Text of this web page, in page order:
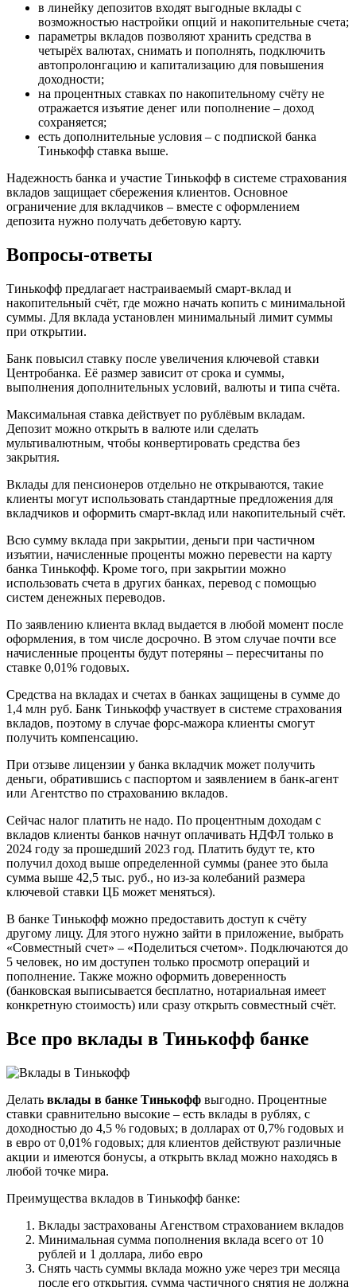
в линейку депозитов входят выгодные вклады с
возможностью настройки опций и накопительные счета;
параметры вкладов позволяют хранить средства в
четырёх валютах, снимать и пополнять, подключить
автопролонгацию и капитализацию для повышения
доходности;
на процентных ставках по накопительному счёту не
отражается изъятие денег или пополнение – доход
сохраняется;
есть дополнительные условия – с подпиской банка
Тинькофф ставка выше.
Надежность банка и участие Тинькофф в системе страхования
вкладов защищает сбережения клиентов. Основное
ограничение для вкладчиков – вместе с оформлением
депозита нужно получать дебетовую карту.
Вопросы-ответы
Тинькофф предлагает настраиваемый смарт-вклад и
накопительный счёт, где можно начать копить с минимальной
суммы. Для вклада установлен минимальный лимит суммы
при открытии.
Банк повысил ставку после увеличения ключевой ставки
Центробанка. Её размер зависит от срока и суммы,
выполнения дополнительных условий, валюты и типа счёта.
Максимальная ставка действует по рублёвым вкладам.
Депозит можно открыть в валюте или сделать
мультивалютным, чтобы конвертировать средства без
закрытия.
Вклады для пенсионеров отдельно не открываются, такие
клиенты могут использовать стандартные предложения для
вкладчиков и оформить смарт-вклад или накопительный счёт.
Всю сумму вклада при закрытии, деньги при частичном
изъятии, начисленные проценты можно перевести на карту
банка Тинькофф. Кроме того, при закрытии можно
использовать счета в других банках, перевод с помощью
систем денежных переводов.
По заявлению клиента вклад выдается в любой момент после
оформления, в том числе досрочно. В этом случае почти все
начисленные проценты будут потеряны – пересчитаны по
ставке 0,01% годовых.
Средства на вкладах и счетах в банках защищены в сумме до
1,4 млн руб. Банк Тинькофф участвует в системе страхования
вкладов, поэтому в случае форс-мажора клиенты смогут
получить компенсацию.
При отзыве лицензии у банка вкладчик может получить
деньги, обратившись с паспортом и заявлением в банк-агент
или Агентство по страхованию вкладов.
Сейчас налог платить не надо. По процентным доходам с
вкладов клиенты банков начнут оплачивать НДФЛ только в
2024 году за прошедший 2023 год. Платить будут те, кто
получил доход выше определенной суммы (ранее это была
сумма выше 42,5 тыс. руб., но из-за колебаний размера
ключевой ставки ЦБ может меняться).
В банке Тинькофф можно предоставить доступ к счёту
другому лицу. Для этого нужно зайти в приложение, выбрать
«Совместный счет» – «Поделиться счетом». Подключаются до
5 человек, но им доступен только просмотр операций и
пополнение. Также можно оформить доверенность
(банковская выписывается бесплатно, нотариальная имеет
конкретную стоимость) или сразу открыть совместный счёт.
Все про вклады в Тинькофф банке
Делать вклады в банке Тинькофф выгодно. Процентные
ставки сравнительно высокие – есть вклады в рублях, с
доходностью до 4,5 % годовых; в долларах от 0,7% годовых и
в евро от 0,01% годовых; для клиентов действуют различные
акции и имеются бонусы, а открыть вклад можно находясь в
любой точке мира.
Преимущества вкладов в Тинькофф банке:
Вклады застрахованы Агенством страхованием вкладов
Минимальная сумма пополнения вклада всего от 10
рублей и 1 доллара, либо евро
Снять часть суммы вклада можно уже через три месяца
после его открытия, сумма частичного снятия не должна